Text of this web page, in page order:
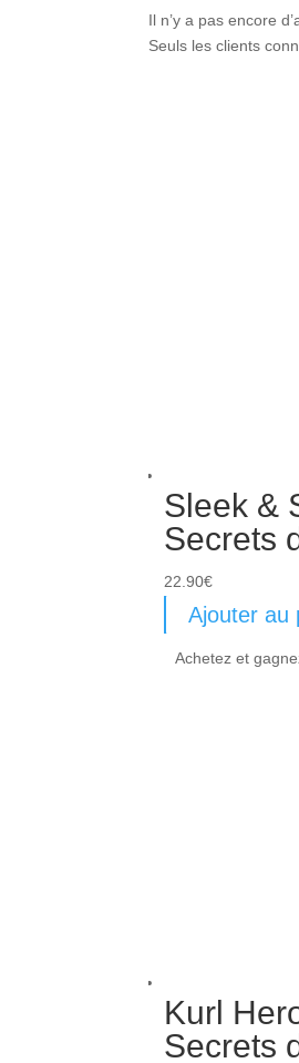
Il n’y a pas encore
Seuls les clients
Sleek &
Secrets
22.90€
Ajouter au
Achetez et
Kurl
Secrets